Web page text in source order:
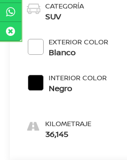
CATEGORÍA
SUV
EXTERIOR COLOR
Blanco
INTERIOR COLOR
Negro
KILOMETRAJE
36,145